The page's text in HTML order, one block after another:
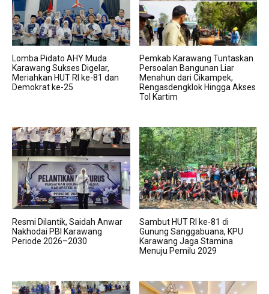
Lomba Pidato AHY Muda
Karawang Sukses Digelar,
Meriahkan HUT RI ke-81 dan
Demokrat ke-25
Pemkab Karawang Tuntaskan
Persoalan Bangunan Liar
Menahun dari Cikampek,
Rengasdengklok Hingga Akses
Tol Kartim
Resmi Dilantik, Saidah Anwar
Nakhodai PBI Karawang
Periode 2026–2030
Sambut HUT RI ke-81 di
Gunung Sanggabuana, KPU
Karawang Jaga Stamina
Menuju Pemilu 2029